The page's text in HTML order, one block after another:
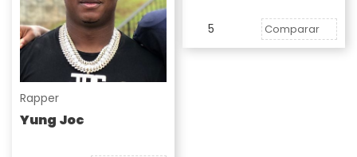
Rapper
Yung Joc
5 Comparar